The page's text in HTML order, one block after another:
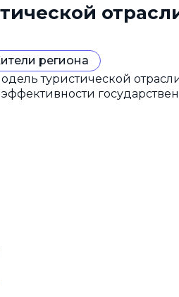
региона
туристической